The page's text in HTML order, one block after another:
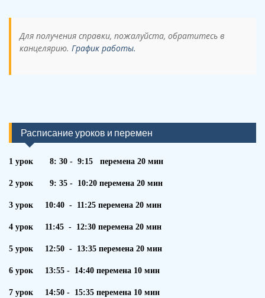
Для получения справки, пожалуйста, обратитесь в
канцелярию. График работы.
Расписание уроков и перемен
1 урок 8: 30 - 9:15 перемена 20 мин
2 урок 9: 35 - 10:20 перемена 20 мин
3 урок 10:40 - 11:25 перемена 20 мин
4 урок 11:45 - 12:30 перемена 20 мин
5 урок 12:50 - 13:35 перемена 20 мин
6 урок 13:55 - 14:40 перемена 10 мин
7 урок 14:50 - 15:35 перемена 10 мин